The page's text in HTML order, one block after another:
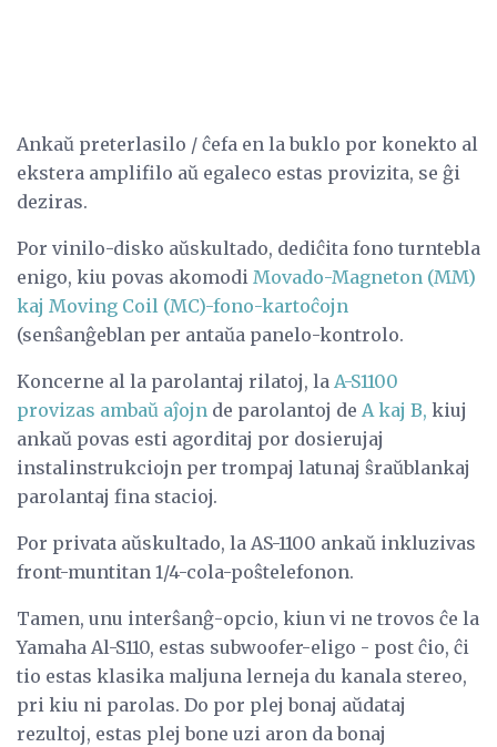
Ankaŭ preterlasilo / ĉefa en la buklo por konekto al
ekstera amplifilo aŭ egaleco estas provizita, se ĝi
deziras.
Por vinilo-disko aŭskultado, dediĉita fono turntebla
enigo, kiu povas akomodi Movado-Magneton (MM)
kaj Moving Coil (MC)-fono-kartoĉojn
(senŝanĝeblan per antaŭa panelo-kontrolo.
Koncerne al la parolantaj rilatoj, la A-S1100
provizas ambaŭ aĵojn de parolantoj de A kaj B, kiuj
ankaŭ povas esti agorditaj por dosierujaj
instalinstrukciojn per trompaj latunaj ŝraŭblankaj
parolantaj fina stacioj.
Por privata aŭskultado, la AS-1100 ankaŭ inkluzivas
front-muntitan 1/4-cola-poŝtelefonon.
Tamen, unu interŝanĝ-opcio, kiun vi ne trovos ĉe la
Yamaha Al-S110, estas subwoofer-eligo - post ĉio, ĉi
tio estas klasika maljuna lerneja du kanala stereo,
pri kiu ni parolas. Do por plej bonaj aŭdataj
rezultoj, estas plej bone uzi aron da bonaj